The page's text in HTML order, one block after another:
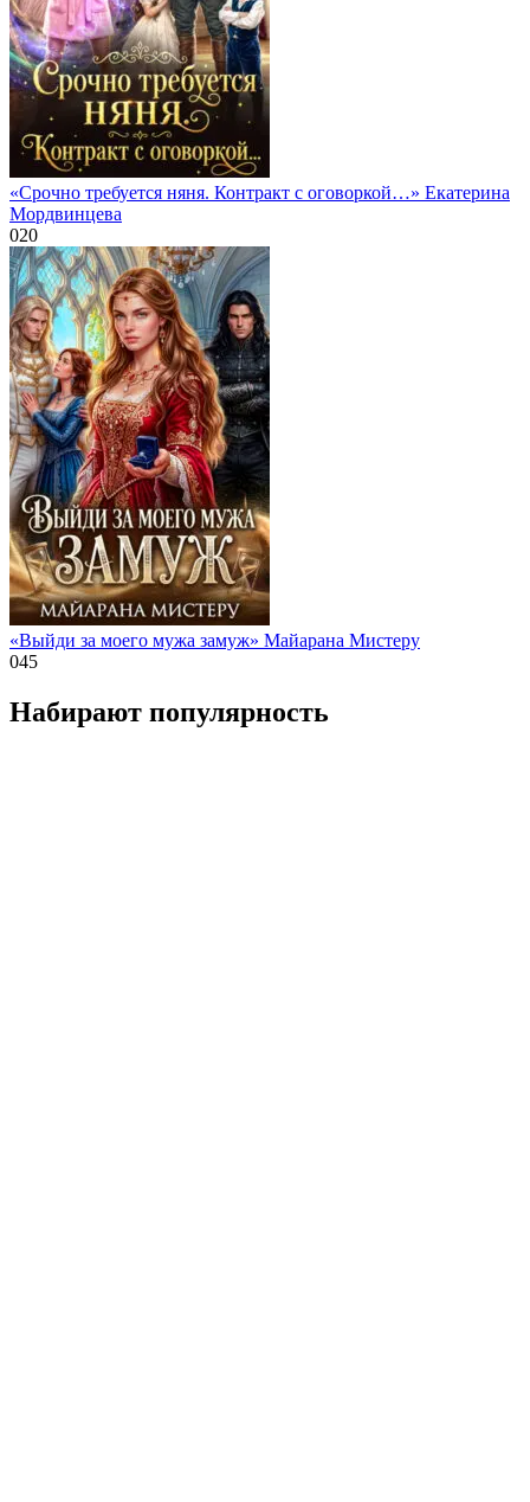
«Срочно требуется няня. Контракт с оговоркой…» Екатерина
Мордвинцева
020
«Выйди за моего мужа замуж» Майарана Мистеру
045
Набирают популярность